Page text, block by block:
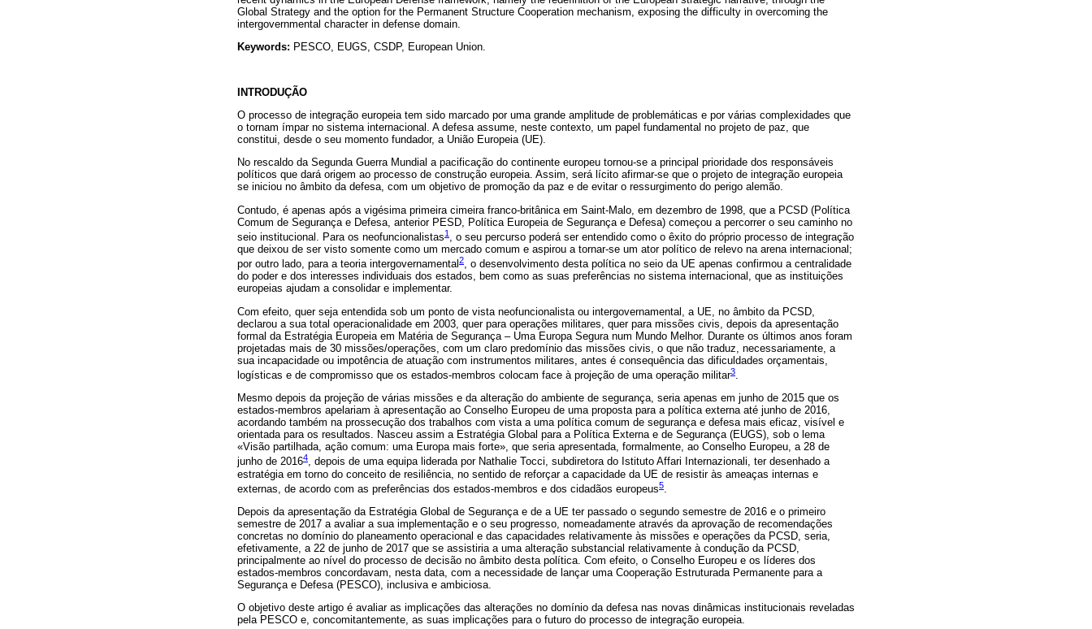
Global Strategy and the option for the Permanent Structure Cooperation mechanism, exposing the difficulty in overcoming the
intergovernmental character in defense domain.
Keywords: PESCO, EUGS, CSDP, European Union.
INTRODUÇÃO
O processo de integração europeia tem sido marcado por uma grande amplitude de problemáticas e por várias complexidades que
o tornam ímpar no sistema internacional. A defesa assume, neste contexto, um papel fundamental no projeto de paz, que
constitui, desde o seu momento fundador, a União Europeia (UE).
No rescaldo da Segunda Guerra Mundial a pacificação do continente europeu tornou-se a principal prioridade dos responsáveis
políticos que dará origem ao processo de construção europeia. Assim, será lícito afirmar-se que o projeto de integração europeia
se iniciou no âmbito da defesa, com um objetivo de promoção da paz e de evitar o ressurgimento do perigo alemão.
Contudo, é apenas após a vigésima primeira cimeira franco-britânica em Saint-Malo, em dezembro de 1998, que a PCSD (Política
Comum de Segurança e Defesa, anterior PESD, Política Europeia de Segurança e Defesa) começou a percorrer o seu caminho no
seio institucional. Para os neofuncionalistas1 , o seu percurso poderá ser entendido como o êxito do próprio processo de integração
que deixou de ser visto somente como um mercado comum e aspirou a tornar-se um ator político de relevo na arena internacional;
por outro lado, para a teoria intergovernamental2, o desenvolvimento desta política no seio da UE apenas confirmou a centralidade
do poder e dos interesses individuais dos estados, bem como as suas preferências no sistema internacional, que as instituições
europeias ajudam a consolidar e implementar.
Com efeito, quer seja entendida sob um ponto de vista neofuncionalista ou intergovernamental, a UE, no âmbito da PCSD,
declarou a sua total operacionalidade em 2003, quer para operações militares, quer para missões civis, depois da apresentação
formal da Estratégia Europeia em Matéria de Segurança – Uma Europa Segura num Mundo Melhor. Durante os últimos anos foram
projetadas mais de 30 missões/operações, com um claro predomínio das missões civis, o que não traduz, necessariamente, a
sua incapacidade ou impotência de atuação com instrumentos militares, antes é consequência das dificuldades orçamentais,
logísticas e de compromisso que os estados-membros colocam face à projeção de uma operação militar3.
Mesmo depois da projeção de várias missões e da alteração do ambiente de segurança, seria apenas em junho de 2015 que os
estados-membros apelariam à apresentação ao Conselho Europeu de uma proposta para a política externa até junho de 2016,
acordando também na prossecução dos trabalhos com vista a uma política comum de segurança e defesa mais eficaz, visível e
orientada para os resultados. Nasceu assim a Estratégia Global para a Política Externa e de Segurança (EUGS), sob o lema
«Visão partilhada, ação comum: uma Europa mais forte», que seria apresentada, formalmente, ao Conselho Europeu, a 28 de
junho de 20164, depois de uma equipa liderada por Nathalie Tocci, subdiretora do Istituto Affari Internazionali, ter desenhado a
estratégia em torno do conceito de resiliência, no sentido de reforçar a capacidade da UE de resistir às ameaças internas e
externas, de acordo com as preferências dos estados-membros e dos cidadãos europeus5
Depois da apresentação da Estratégia Global de Segurança e de a UE ter passado o segundo semestre de 2016 e o primeiro
semestre de 2017 a avaliar a sua implementação e o seu progresso, nomeadamente através da aprovação de recomendações
concretas no domínio do planeamento operacional e das capacidades relativamente às missões e operações da PCSD, seria,
efetivamente, a 22 de junho de 2017 que se assistiria a uma alteração substancial relativamente à condução da PCSD,
principalmente ao nível do processo de decisão no âmbito desta política. Com efeito, o Conselho Europeu e os líderes dos
estados-membros concordavam, nesta data, com a necessidade de lançar uma Cooperação Estruturada Permanente para a
Segurança e Defesa (PESCO), inclusiva e ambiciosa.
O objetivo deste artigo é avaliar as implicações das alterações no domínio da defesa nas novas dinâmicas institucionais reveladas
pela PESCO e, concomitantemente, as suas implicações para o futuro do processo de integração europeia.